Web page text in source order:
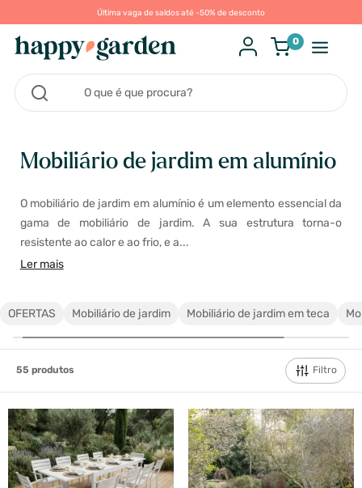
Última vaga de saldos até -50% de desconto
0
Mobiliário de jardim em alumínio
O mobiliário de jardim em alumínio é um elemento essencial da
gama de mobiliário de jardim. A sua estrutura torna-o
resistente ao calor e ao frio, e a...
Ler mais
OFERTAS Mobiliário de jardim Mobiliário de jardim em teca
55 produtos Filtro